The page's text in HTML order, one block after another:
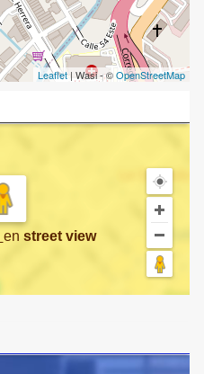
Leaflet| Wasi - ©OpenStreetMap
en street view